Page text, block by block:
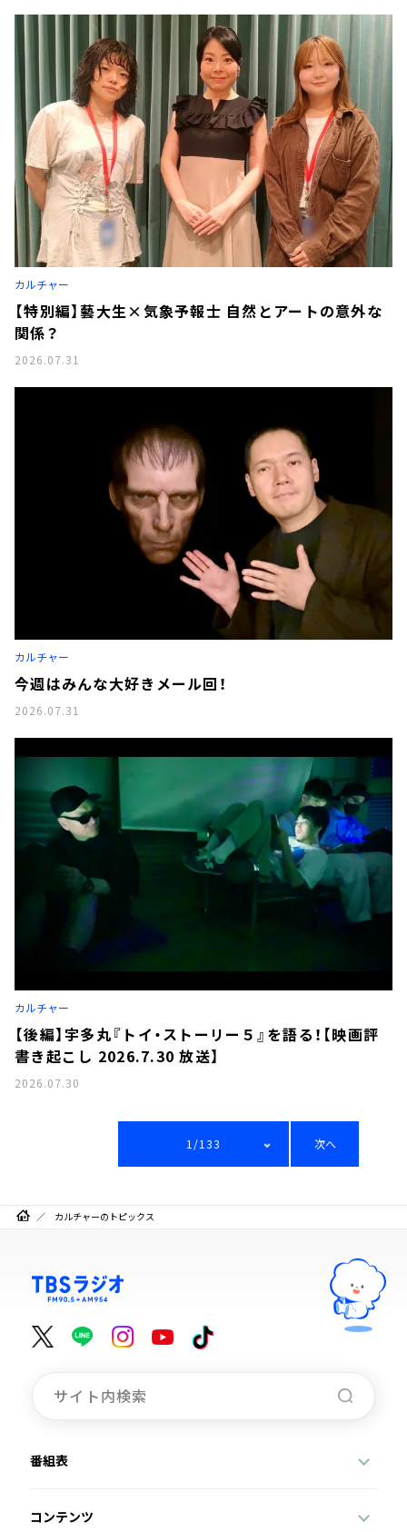
カルチャー
【特別編】藝大生×気象予報士 自然とアートの意外な
関係？
2026.07.31
カルチャー
今週はみんな大好きメール回！
2026.07.31
カルチャー
【後編】宇多丸『トイ・ストーリー５』を語る！【映画評
書き起こし 2026.7.30 放送】
2026.07.30
1/133 次へ
カルチャーのトピックス
番組表
コンテンツ